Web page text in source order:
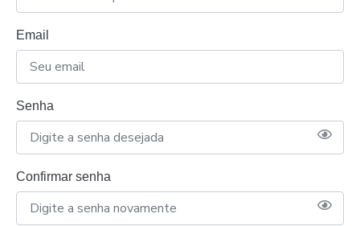
Email
Senha
Confirmar senha